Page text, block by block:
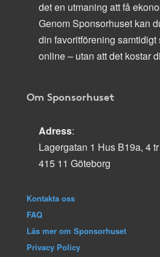
det en utmaning att få
Genom Sponsorhuset kan
din favoritförening
online – utan att det kostar
Om Sponsorhuset
Adress:
Lagergatan 1 Hus B19a, 4 tr
415 11 Göteborg
Kontakta oss
FAQ
Läs mer om Sponsorhuset
Privacy Policy